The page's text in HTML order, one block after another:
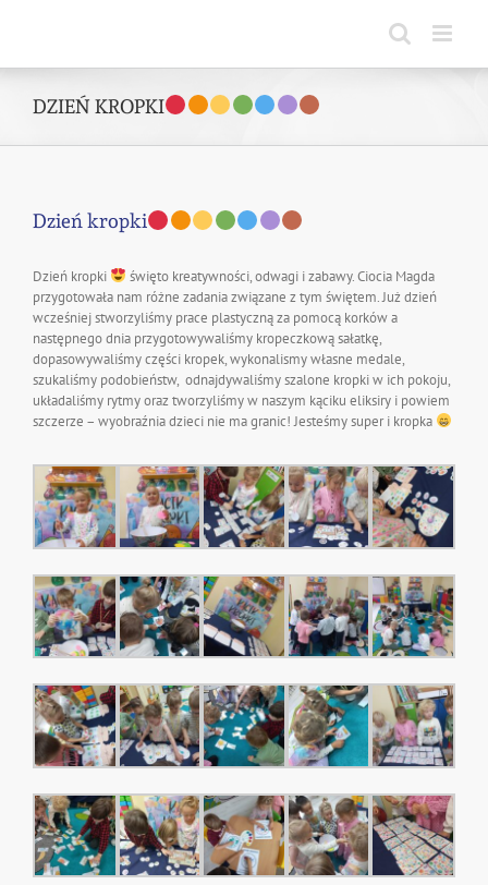
DZIEŃ KROPKI
Dzień kropki
Dzień kropki
święto kreatywności, odwagi i zabawy. Ciocia Magda
przygotowała nam różne zadania związane z tym świętem. Już dzień
wcześniej stworzyliśmy prace plastyczną za pomocą korków a
następnego dnia przygotowywaliśmy kropeczkową sałatkę,
dopasowywaliśmy części kropek, wykonalismy własne medale,
szukaliśmy podobieństw, odnajdywaliśmy szalone kropki w ich pokoju,
układaliśmy rytmy oraz tworzyliśmy w naszym kąciku eliksiry i powiem
szczerze – wyobraźnia dzieci nie ma granic! Jesteśmy super i kropka